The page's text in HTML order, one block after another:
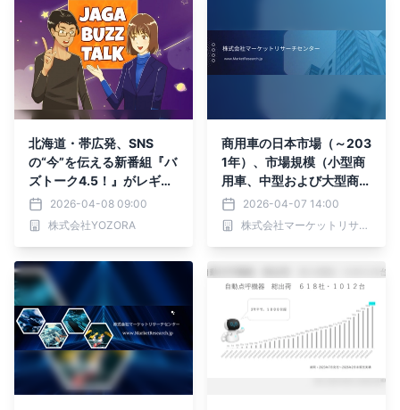
北海道・帯広発、SNS
の“今”を伝える新番組『バ
ズトーク4.5！』がレギュ
ラー放送開始 〜特番から
反響を受け、株式会社YO
ZORAがスポンサーとして
2026-04-08 09:00
株式会社YOZORA
商用車の日本市場（～203
1年）、市場規模（小型商
用車、中型および大型商用
車、バスおよび長距離バ
ス）・分析レポートを発表
2026-04-07 14:00
株式会社マーケットリサーチセンター